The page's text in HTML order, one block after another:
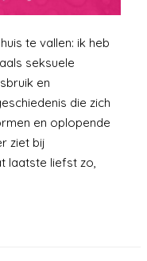
te vallen: ik heb
seksuele
en
die zich
en oplopende
ziet bij
laatste liefst zo,